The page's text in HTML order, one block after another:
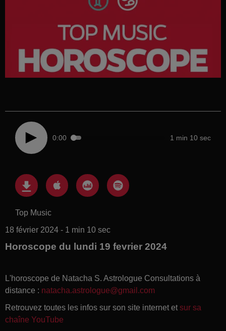
0:00 1 min 10 sec
Top Music
18 février 2024 - 1 min 10 sec
Horoscope du lundi 19 fevrier 2024
L'horoscope de Natacha S. Astrologue Consultations à
distance : natacha.astrologue@gmail.com
Retrouvez toutes les infos sur son site internet et sur sa
chaîne YouTube